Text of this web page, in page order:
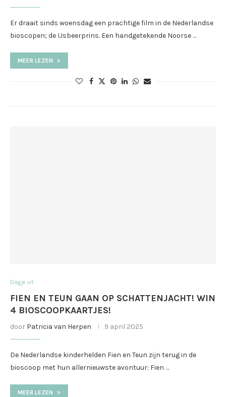
Er draait sinds woensdag een prachtige film in de Nederlandse
bioscopen; de IJsbeerprins. Een handgetekende Noorse …
MEER LEZEN
Dagje uit
FIEN EN TEUN GAAN OP SCHATTENJACHT! WIN
4 BIOSCOOPKAARTJES!
door Patricia van Herpen 9 april 2025
De Nederlandse kinderhelden Fien en Teun zijn terug in de
bioscoop met hun allernieuwste avontuur: Fien …
MEER LEZEN